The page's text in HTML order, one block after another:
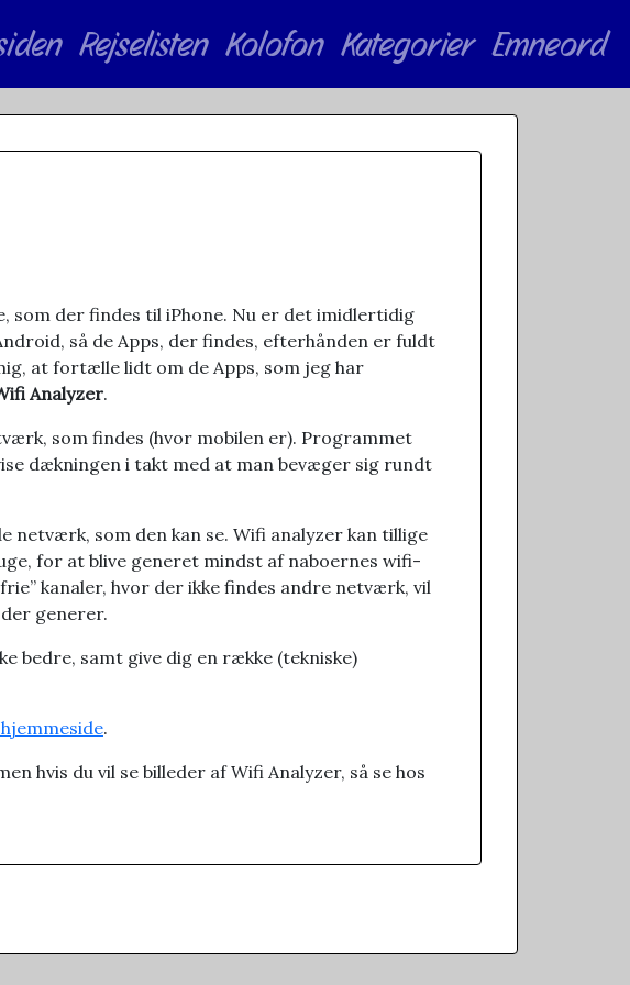
Rejselisten Kolofon Kategorier Emneord
som der findes til iPhone. Nu er det imidlertidig
så de Apps, der findes, efterhånden er fuldt
at fortælle lidt om de Apps, som jeg har
Analyzer.
som findes (hvor mobilen er). Programmet
dækningen i takt med at man bevæger sig rundt
netværk, som den kan se. Wifi analyzer kan tillige
for at blive generet mindst af naboernes wifi-
kanaler, hvor der ikke findes andre netværk, vil
generer.
bedre, samt give dig en række (tekniske)
.
hvis du vil se billeder af Wifi Analyzer, så se hos